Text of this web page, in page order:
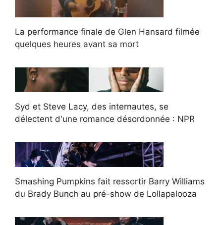
La performance finale de Glen Hansard filmée
quelques heures avant sa mort
Syd et Steve Lacy, des internautes, se
délectent d'une romance désordonnée : NPR
Smashing Pumpkins fait ressortir Barry Williams
du Brady Bunch au pré-show de Lollapalooza